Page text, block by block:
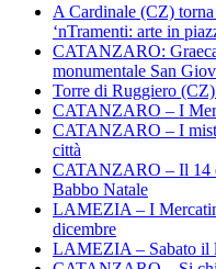
A Cardinale (CZ)
‘nTramenti: arte in
CATANZARO:
monumentale San
Torre di Ruggiero
CATANZARO – I
CATANZARO – I
città
CATANZARO – Il 14
Babbo Natale
LAMEZIA – I
dicembre
LAMEZIA – Sabato il